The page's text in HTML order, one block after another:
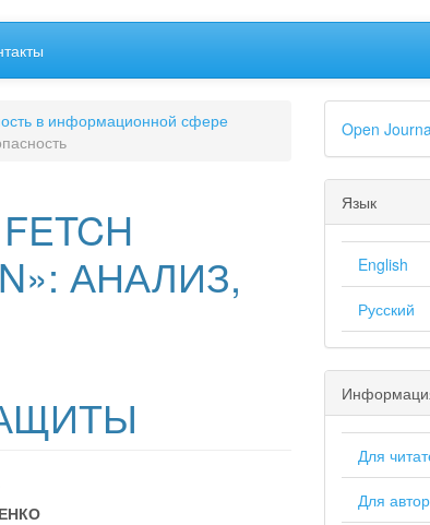
в информационной сфере
АНАЛИЗ,
Open
Язык
English
Русский
Для
Для